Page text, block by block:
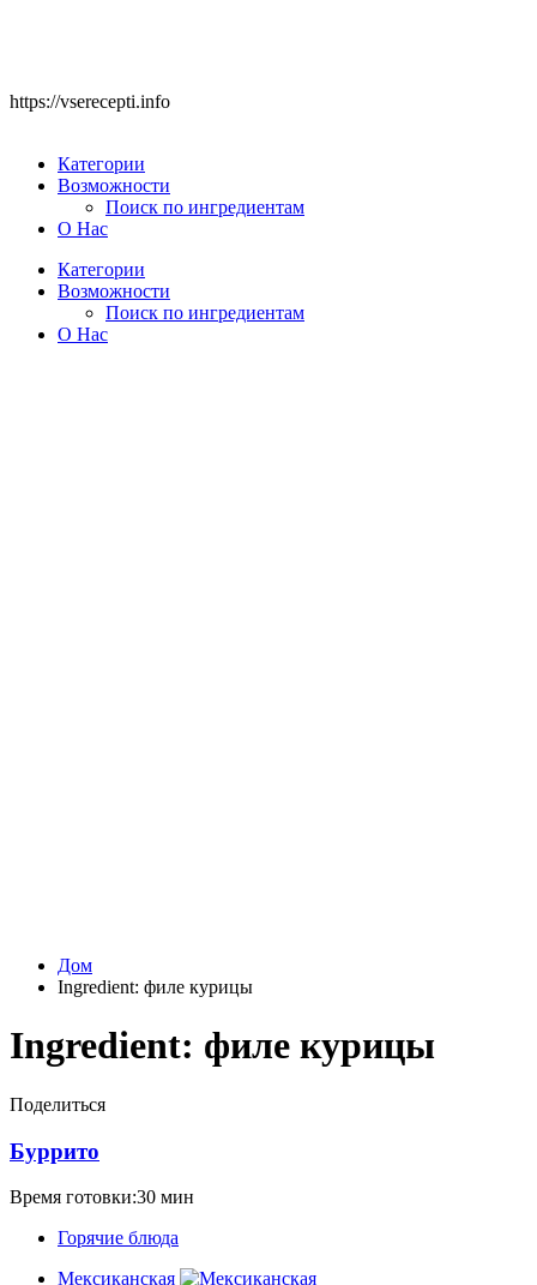
https://vserecepti.info
Категории
Возможности
Поиск по ингредиентам
О Нас
Категории
Возможности
Поиск по ингредиентам
О Нас
Дом
Ingredient: филе курицы
Ingredient: филе курицы
Поделиться
Буррито
Время готовки:30 мин
Горячие блюда
Мексиканская